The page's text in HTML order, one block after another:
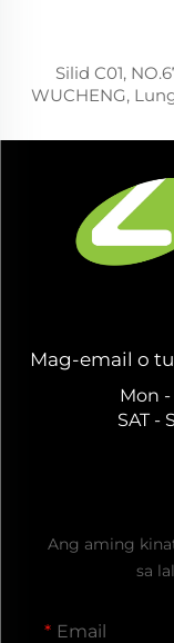
Silid C01,
WUCHENG,
Mag-email o
Mon -
SAT -
Ang aming
sa
Email